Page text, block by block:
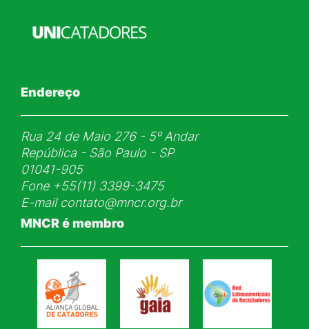
Endereço
Rua 24 de Maio 276 - 5ᵒ Andar
República - São Paulo - SP
01041-905
Fone+55(11) 3399-3475
E-mail contato@mncr.org.br
MNCR é membro